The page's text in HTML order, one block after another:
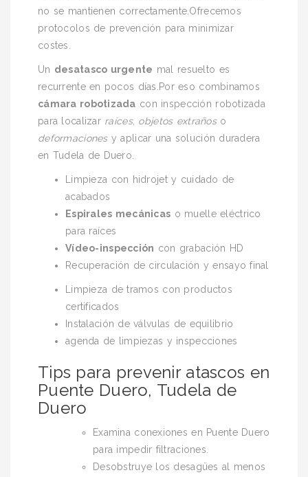
no se mantienen correctamente.Ofrecemos
protocolos de prevención para minimizar
costes.
Un desatasco urgente mal resuelto es
recurrente en pocos días.Por eso combinamos
cámara robotizada con inspección robotizada
para localizar raíces, objetos extrañoso
deformacionesy aplicar una solución duradera
en Tudela de Duero.
Limpieza con hidrojet y cuidado de
acabados
Espirales mecánicas o muelle eléctrico
para raíces
Vídeo-inspección con grabación HD
Recuperación de circulación y ensayo final
Limpieza de tramos con productos
certificados
Instalación de válvulas de equilibrio
agenda de limpiezas y inspecciones
Tips para prevenir atascos en
Puente Duero, Tudela de
Duero
Examina conexiones en Puente Duero
para impedir filtraciones.
Desobstruye los desagües al menos